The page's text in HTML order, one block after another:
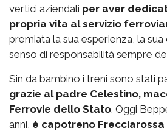
vertici aziendali per aver
propria vita al servizio
premiata la sua esperienza, la
senso di responsabilità sempre
Sin da bambino i treni sono stati
grazie al padre Celestino,
Ferrovie dello Stato. Oggi
anni, è capotreno Frecciarossa